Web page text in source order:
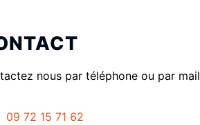
nous par téléphone ou par mail
09 72 15 71 62